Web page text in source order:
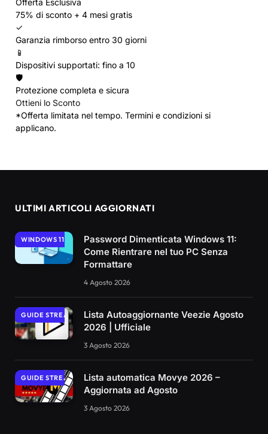
75% di sconto + 4 mesi gratis
✓
Garanzia rimborso entro 30 giorni
📱
Dispositivi supportati: fino a 10
🛡️
Protezione completa e sicura
Ottieni lo Sconto
*Offerta limitata nel tempo. Termini e condizioni si
applicano.
ULTIMI ARTICOLI AGGIORNATI
WINDOWS 11
Password Dimenticata Windows 11:
Come Rientrare nel tuo PC Senza
Formattare
4 Agosto 2026
GUIDE STREAMINGLista Autoaggiornante Veezie Agosto
2026 | Ufficiale
3 Agosto 2026
GUIDE STREAMINGLista automatica Movye 2026 –
Aggiornata ad Agosto
3 Agosto 2026